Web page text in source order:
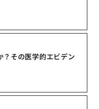
？その医学的エビデン